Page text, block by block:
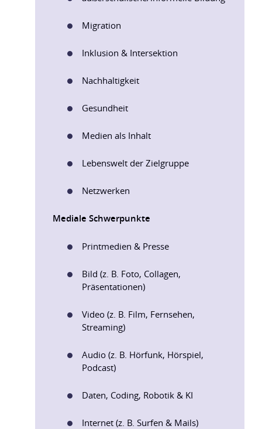
Migration
Inklusion & Intersektion
Nachhaltigkeit
Gesundheit
Medien als Inhalt
Lebenswelt der Zielgruppe
Netzwerken
Mediale Schwerpunkte
Printmedien & Presse
Bild (z. B. Foto, Collagen,
Präsentationen)
Video (z. B. Film, Fernsehen,
Streaming)
Audio (z. B. Hörfunk, Hörspiel,
Podcast)
Daten, Coding, Robotik & KI
Internet (z. B. Surfen & Mails)